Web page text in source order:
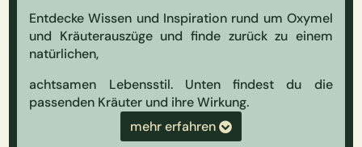
Entdecke Wissen und Inspiration rund um Oxymel
und Kräuterauszüge und finde zurück zu einem
natürlichen,
achtsamen Lebensstil. Unten findest du die
passenden Kräuter und ihre Wirkung.
mehr erfahren